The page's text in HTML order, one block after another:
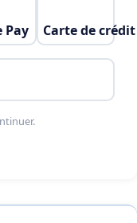
Pay Carte de crédit